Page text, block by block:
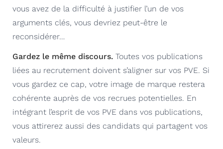
vous avez de la difficulté à justifier l’un de vos
arguments clés, vous devriez peut-être le
reconsidérer…
Gardez le même discours. Toutes vos publications
liées au recrutement doivent s’aligner sur vos PVE. Si
vous gardez ce cap, votre image de marque restera
cohérente auprès de vos recrues potentielles. En
intégrant l’esprit de vos PVE dans vos publications,
vous attirerez aussi des candidats qui partagent vos
valeurs.